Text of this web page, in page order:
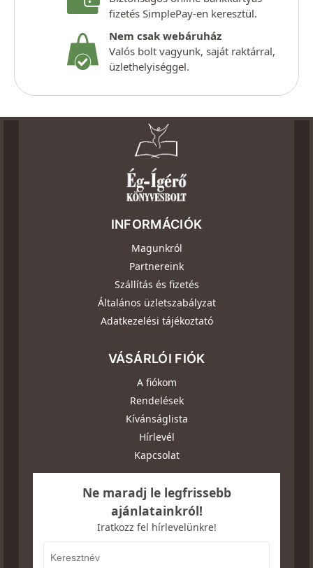
fizetés SimplePay-en keresztül.
Nem csak webáruház
Valós bolt vagyunk, saját raktárral,
üzlethelyiséggel.
INFORMÁCIÓK
Magunkról
Partnereink
Szállítás és fizetés
Általános üzletszabályzat
Adatkezelési tájékoztató
VÁSÁRLÓI FIÓK
A fiókom
Rendelések
Kívánságlista
Hírlevél
Kapcsolat
Ne maradj le legfrissebb
ajánlatainkról!
Iratkozz fel hírlevelünkre!